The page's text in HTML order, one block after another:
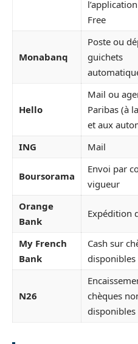
Free
Monabanq
Poste ou
guichets
Hello
Mail ou
Paribas (à
et aux
ING
Mail
Boursorama
Envoi par
vigueur
Orange
Bank
Expédition
My French
Bank
Cash sur
disponibles
N26
chèques
disponibles